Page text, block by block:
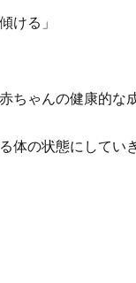
ける」
ちゃんの健康的な
体の状態にしてい